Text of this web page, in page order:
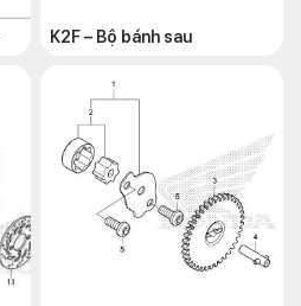
K2F – Bộ bánh sau